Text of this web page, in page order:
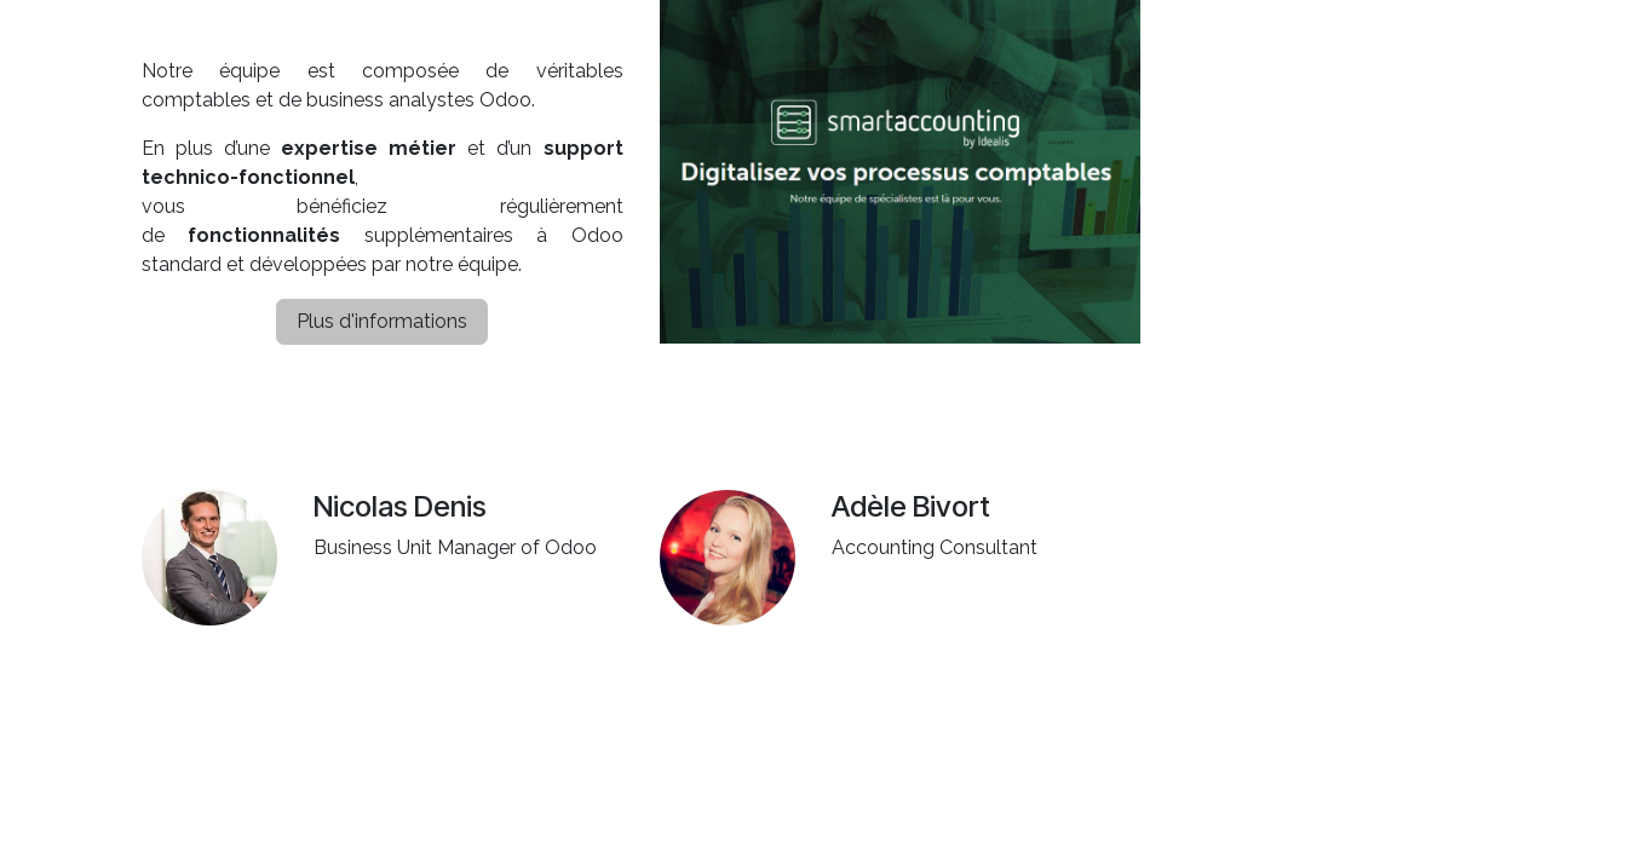
Notre équipe est composée de véritables
comptables et de business analystes Odoo.
En plus d’une expertise métier et d’un support
technico-fonctionnel,
vous bénéficiez régulièrement
de
fonctionnalités
supplémentaires à Odoo
standard et développées par notre équipe.
Plus d'informations
Nicolas Denis
Business Unit Manager of Odoo
Adèle Bivort
Accounting Consultant